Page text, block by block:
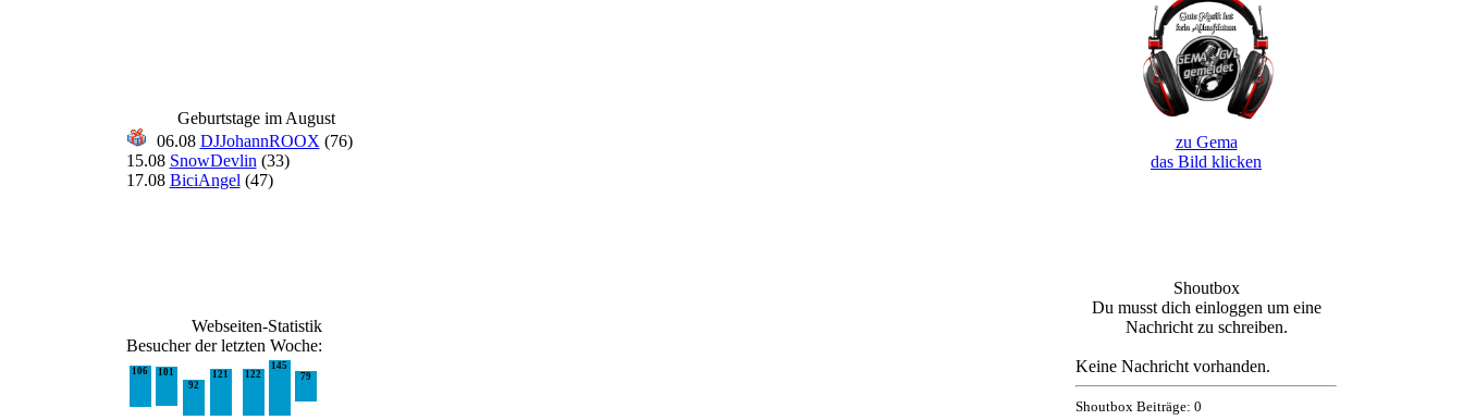
Geburtstage im August
06.08 DJJohannROOX (76)
15.08 SnowDevlin (33)
17.08 BiciAngel (47)
Webseiten-Statistik
Besucher der letzten Woche:
106
101
92
121 122
145
79
zu Gema
das Bild klicken
Shoutbox
Du musst dich einloggen um eine
Nachricht zu schreiben.
Keine Nachricht vorhanden.
Shoutbox Beiträge: 0